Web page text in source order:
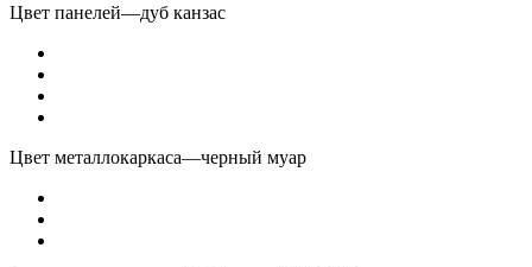
Цвет панелей—дуб канзас
Цвет металлокаркаса—черный муар